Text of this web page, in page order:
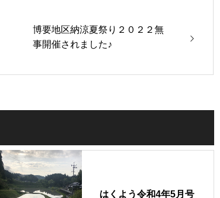
博要地区納涼夏祭り２０２２無
事開催されました♪
はくよう令和4年5月号